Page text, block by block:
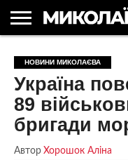
НОВИНИ
НОВИНИ
МИКОЛАЄВА
МИКОЛАЇВСЬКА
ОБЛАСТЬ
НОВИНИ
СПОРТУ
УКРАЇНА
ТА СВІТ
НОВИНИ
КОМПАНІЙ
АСТРОЛОГІЯ
СВЯТА
В
УКРАЇНІ
КОРИСНІ
СТАТТІ
НОВИНИ МИКОЛАЄВА
Україна
89
бригади
Автор Хорошок Аліна